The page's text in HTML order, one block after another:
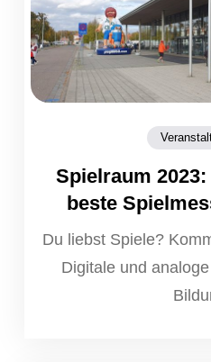
Spielraum
beste
Du liebst Spiele?
Digitale und